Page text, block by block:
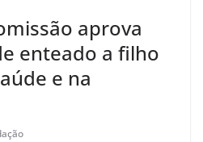
aprova
enteado a filho
e na